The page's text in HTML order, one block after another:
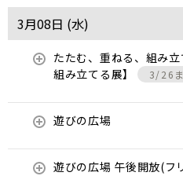
3月08日 (水)
たたむ、重ねる、組み
組み立てる展】
3/26
遊びの広場
遊びの広場 午後開放(フ